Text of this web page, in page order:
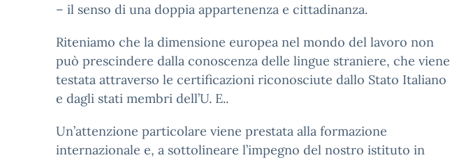
– il senso di una doppia appartenenza e cittadinanza.
Riteniamo che la dimensione europea nel mondo del lavoro non
può prescindere dalla conoscenza delle lingue straniere, che viene
testata attraverso le certificazioni riconosciute dallo Stato Italiano
e dagli stati membri dell’U. E..
Un’attenzione particolare viene prestata alla formazione
internazionale e, a sottolineare l’impegno del nostro istituto in